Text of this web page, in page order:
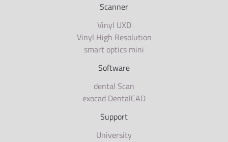
Scanner
Vinyl UXD
Vinyl High Resolution
smart optics mini
Software
dental Scan
exocad DentalCAD
Support
University